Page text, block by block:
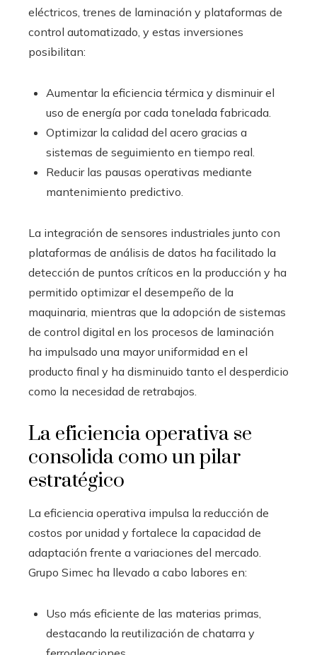
eléctricos, trenes de laminación y plataformas de
control automatizado, y estas inversiones
posibilitan:
Aumentar la eficiencia térmica y disminuir el
uso de energía por cada tonelada fabricada.
Optimizar la calidad del acero gracias a
sistemas de seguimiento en tiempo real.
Reducir las pausas operativas mediante
mantenimiento predictivo.
La integración de sensores industriales junto con
plataformas de análisis de datos ha facilitado la
detección de puntos críticos en la producción y ha
permitido optimizar el desempeño de la
maquinaria, mientras que la adopción de sistemas
de control digital en los procesos de laminación
ha impulsado una mayor uniformidad en el
producto final y ha disminuido tanto el desperdicio
como la necesidad de retrabajos.
La eficiencia operativa se
consolida como un pilar
estratégico
La eficiencia operativa impulsa la reducción de
costos por unidad y fortalece la capacidad de
adaptación frente a variaciones del mercado.
Grupo Simec ha llevado a cabo labores en:
Uso más eficiente de las materias primas,
destacando la reutilización de chatarra y